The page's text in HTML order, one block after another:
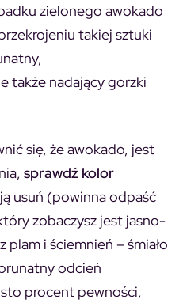
zielonego awokado
takiej sztuki
także nadający gorzki
się, że awokado, jest
sprawdź kolor
usuń (powinna odpaść
zobaczysz jest jasno-
plam i ściemnień – śmiało
odcień
procent pewności,